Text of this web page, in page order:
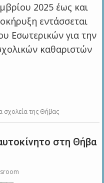
2025 έως και
εντάσσεται
Εσωτερικών για την
καθαριστών
σχολεία της Θήβας
στη Θήβα